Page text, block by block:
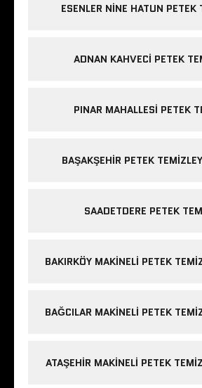
ESENLER NINE HATUN PETEK
ADNAN KAHVECI PETEK
PINAR MAHALLESI PETEK
BAŞAKŞEHIR PETEK
SAADETDERE PETEK
BAKIRKÖY MAKINELI PETEK
BAĞCILAR MAKINELI PETEK
ATAŞEHIR MAKINELI PETEK